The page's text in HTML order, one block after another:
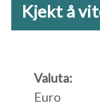
Kjekt å
Valuta:
Euro